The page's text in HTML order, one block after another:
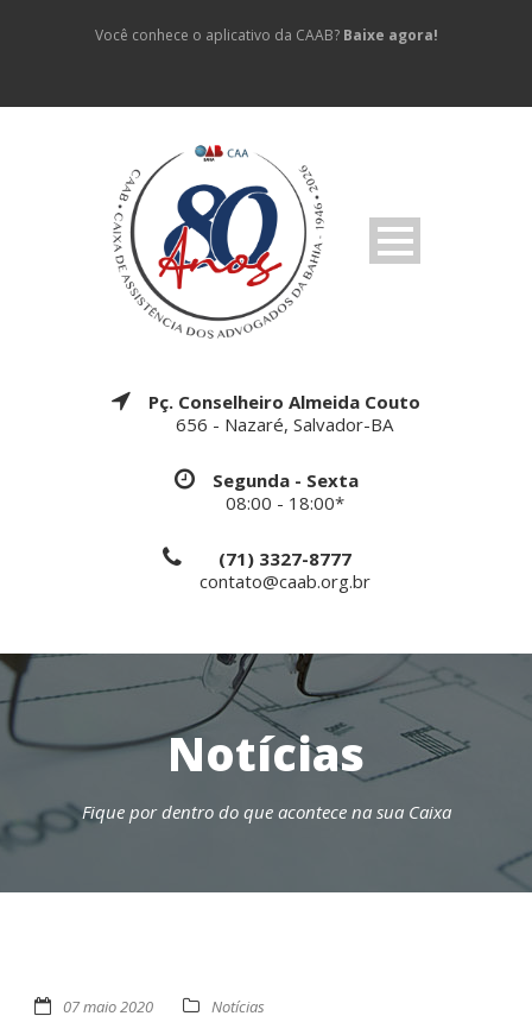
Você conhece o aplicativo da CAAB? Baixe agora!
Pç. Conselheiro Almeida Couto
656 - Nazaré, Salvador-BA
Segunda - Sexta
08:00 - 18:00*
(71) 3327-8777
contato@caab.org.br
Notícias
Fique por dentro do que acontece na sua Caixa
07 maio 2020 Notícias